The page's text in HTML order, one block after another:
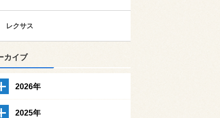
レクサス
カイブ
2026年
2025年